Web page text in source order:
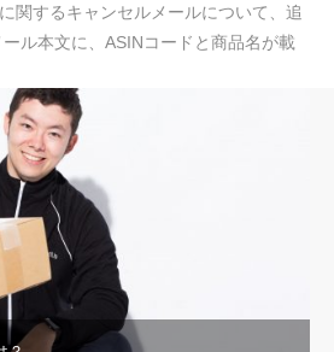
関するキャンセルメールについて、追
ル本文に、ASINコードと商品名が載